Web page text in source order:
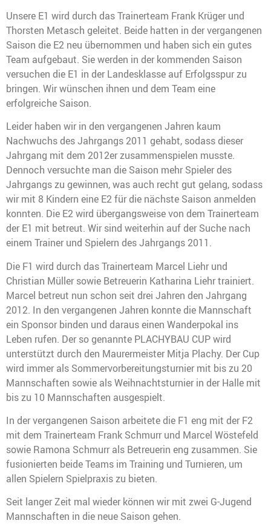
Unsere E1 wird durch das Trainerteam Frank Krüger und
Thorsten Metasch geleitet. Beide hatten in der vergangenen
Saison die E2 neu übernommen und haben sich ein gutes
Team aufgebaut. Sie werden in der kommenden Saison
versuchen die E1 in der Landesklasse auf Erfolgsspur zu
bringen. Wir wünschen ihnen und dem Team eine
erfolgreiche Saison.
Leider haben wir in den vergangenen Jahren kaum
Nachwuchs des Jahrgangs 2011 gehabt, sodass dieser
Jahrgang mit dem 2012er zusammenspielen musste.
Dennoch versuchte man die Saison mehr Spieler des
Jahrgangs zu gewinnen, was auch recht gut gelang, sodass
wir mit 8 Kindern eine E2 für die nächste Saison anmelden
konnten. Die E2 wird übergangsweise von dem Trainerteam
der E1 mit betreut. Wir sind weiterhin auf der Suche nach
einem Trainer und Spielern des Jahrgangs 2011.
Die F1 wird durch das Trainerteam Marcel Liehr und
Christian Müller sowie Betreuerin Katharina Liehr trainiert.
Marcel betreut nun schon seit drei Jahren den Jahrgang
2012. In den vergangenen Jahren konnte die Mannschaft
ein Sponsor binden und daraus einen Wanderpokal ins
Leben rufen. Der so genannte PLACHYBAU CUP wird
unterstützt durch den Maurermeister Mitja Plachy. Der Cup
wird immer als Sommervorbereitungsturnier mit bis zu 20
Mannschaften sowie als Weihnachtsturnier in der Halle mit
bis zu 10 Mannschaften ausgespielt.
In der vergangenen Saison arbeitete die F1 eng mit der F2
mit dem Trainerteam Frank Schmurr und Marcel Wöstefeld
sowie Ramona Schmurr als Betreuerin eng zusammen. Sie
fusionierten beide Teams im Training und Turnieren, um
allen Spielern Spielpraxis zu bieten.
Seit langer Zeit mal wieder können wir mit zwei G-Jugend
Mannschaften in die neue Saison gehen.